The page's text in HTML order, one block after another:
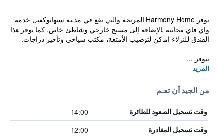
توفر Harmony Home المريحة والتي تقع في مدينة سيهانوكفيل خدمة
واي فاي مجانية بالإضافة إلى مسبح خارجي وشاطئ خاص. كما يوفر هذا
الفندق للنزلاء اماكن لتوضيب الأمتعة، مكتب سياحي وتأجير دراجات.
تتوفر ...
المزيد
من الجيد أن تعلم
وقت تسجيل الصعود للطائرة 14:00
وقت تسجيل المغادرة 12:00